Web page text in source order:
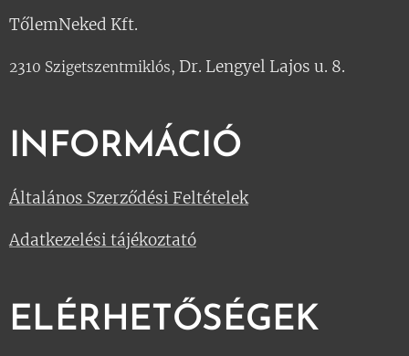
TőlemNeked Kft.
2310 Szigetszentmiklós, Dr. Lengyel Lajos u. 8.
INFORMÁCIÓ
Általános Szerződési Feltételek
Adatkezelési tájékoztató
ELÉRHETŐSÉGEK